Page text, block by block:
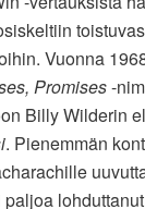
Vuonna
Promises-
Billy Wilderin
. Pienemmän